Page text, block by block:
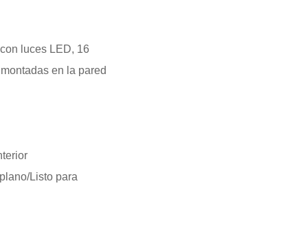
luces LED, 16
en la pared
Listo para